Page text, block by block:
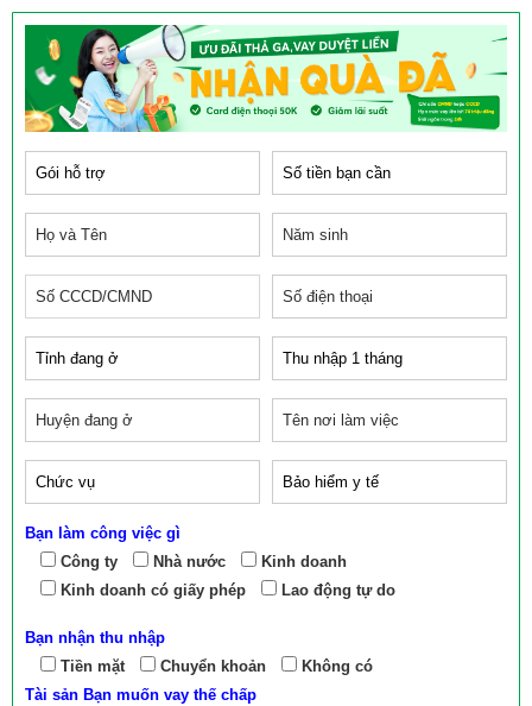
Bạn làm công việc gì
Công ty
Nhà nước
Kinh doanh
Kinh doanh có giấy phép
Lao động tự do
Bạn nhận thu nhập
Tiền mặt
Chuyển khoản
Không có
Tài sản Bạn muốn vay thế chấp